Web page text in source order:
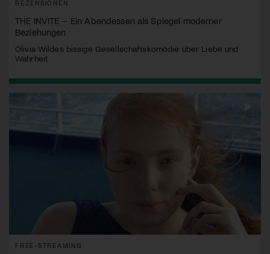
REZENSIONEN
THE INVITE – Ein Abendessen als Spiegel moderner
Beziehungen
Olivia Wildes bissige Gesellschaftskomödie über Liebe und
Wahrheit
FREE-STREAMING